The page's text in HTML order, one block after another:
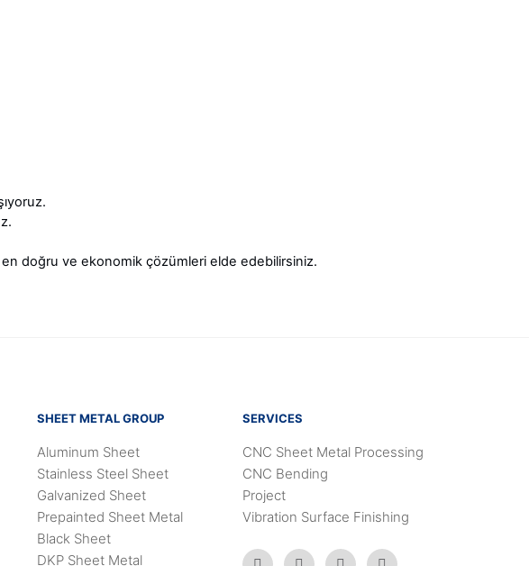
en doğru ve ekonomik çözümleri elde edebilirsiniz.
SHEET METAL GROUP
Aluminum Sheet
Stainless Steel Sheet
Galvanized Sheet
Prepainted Sheet Metal
Black Sheet
DKP Sheet Metal
SERVICES
CNC Sheet Metal Processing
CNC Bending
Project
Vibration Surface Finishing